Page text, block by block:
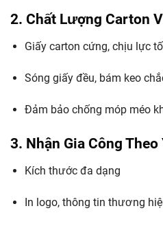
2. Chất Lượng Carton
Giấy carton cứng, chịu lực
Sóng giấy đều, bám keo
Đảm bảo chống móp méo
3. Nhận Gia Công Theo
Kích thước đa dạng
In logo, thông tin thương